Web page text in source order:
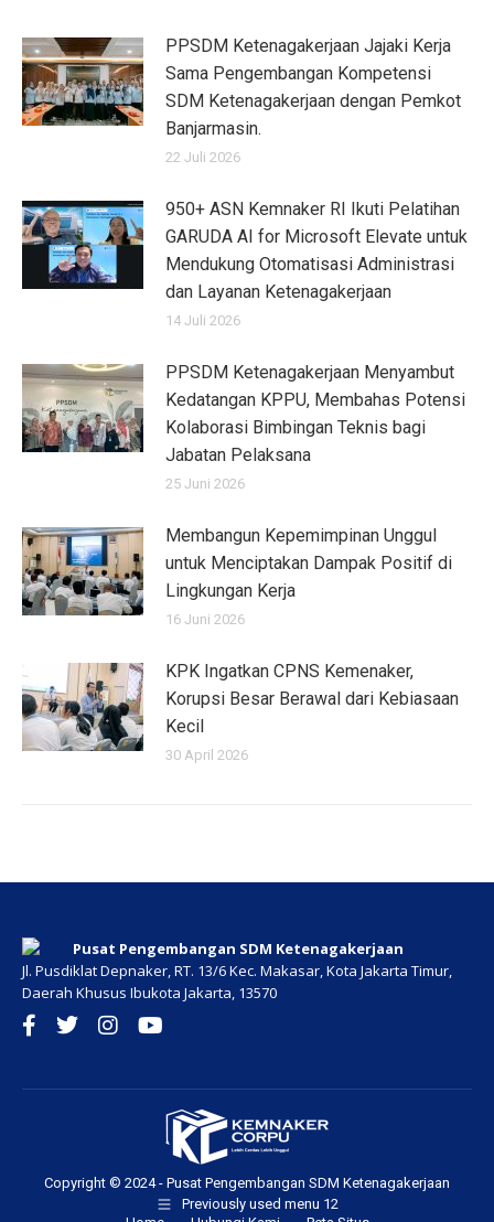
PPSDM Ketenagakerjaan Jajaki Kerja
Sama Pengembangan Kompetensi
SDM Ketenagakerjaan dengan Pemkot
Banjarmasin.
22 Juli 2026
950+ ASN Kemnaker RI Ikuti Pelatihan
GARUDA AI for Microsoft Elevate untuk
Mendukung Otomatisasi Administrasi
dan Layanan Ketenagakerjaan
14 Juli 2026
PPSDM Ketenagakerjaan Menyambut
Kedatangan KPPU, Membahas Potensi
Kolaborasi Bimbingan Teknis bagi
Jabatan Pelaksana
25 Juni 2026
Membangun Kepemimpinan Unggul
untuk Menciptakan Dampak Positif di
Lingkungan Kerja
16 Juni 2026
KPK Ingatkan CPNS Kemenaker,
Korupsi Besar Berawal dari Kebiasaan
Kecil
30 April 2026
Pusat Pengembangan SDM Ketenagakerjaan
Jl. Pusdiklat Depnaker, RT. 13/6 Kec. Makasar, Kota Jakarta Timur,
Daerah Khusus Ibukota Jakarta, 13570
Copyright © 2024 - Pusat Pengembangan SDM Ketenagakerjaan
Previously used menu 12